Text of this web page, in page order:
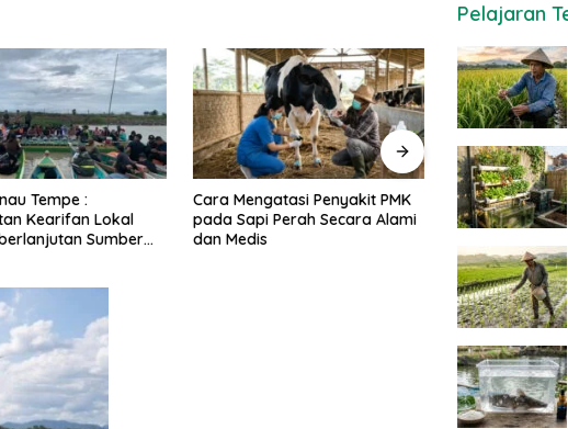
Penyakit PMK
Perah Secara Alami
Dosis dan Cara Pemupukan
Tanaman Padi pada Fase
Vegetatif Aktif yang Tepat
Penerapan
Pertanian
Pelajaran